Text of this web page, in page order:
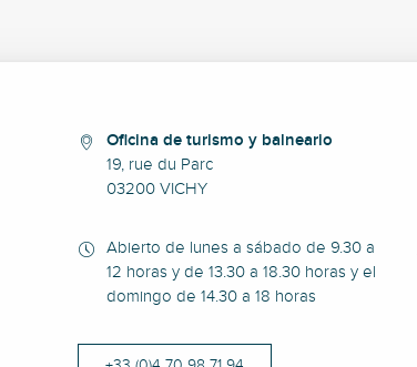
Oficina de turismo y balneario
19, rue du Parc
03200 VICHY
Abierto de lunes a sábado de 9.30 a
12 horas y de 13.30 a 18.30 horas y el
domingo de 14.30 a 18 horas